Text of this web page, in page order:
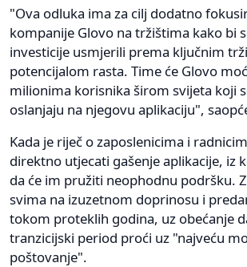
"Ova odluka ima za cilj dodatno
kompanije Glovo na tržištima kako bi
investicije usmjerili prema ključnim
potencijalom rasta. Time će Glovo
milionima korisnika širom svijeta koji
oslanjaju na njegovu aplikaciju",
Kada je riječ o zaposlenicima i
direktno utjecati gašenje aplikacije, iz
da će im pružiti neophodnu podršku.
svima na izuzetnom doprinosu i
tokom proteklih godina, uz obećanje
tranzicijski period proći uz "najveću
poštovanje".